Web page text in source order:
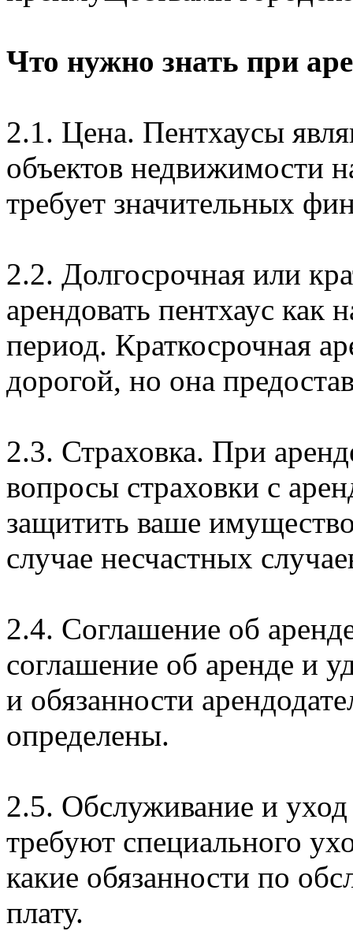
Что нужно знать при
2.1. Цена. Пентхаусы
объектов недвижимости
требует значительных
2.2. Долгосрочная или
арендовать пентхаус как
период. Краткосрочная
дорогой, но она
2.3. Страховка. При
вопросы страховки с
защитить ваше
случае несчастных
2.4. Соглашение об
соглашение об аренде и
и обязанности
определены.
2.5. Обслуживание и
требуют специального
какие обязанности по
плату.